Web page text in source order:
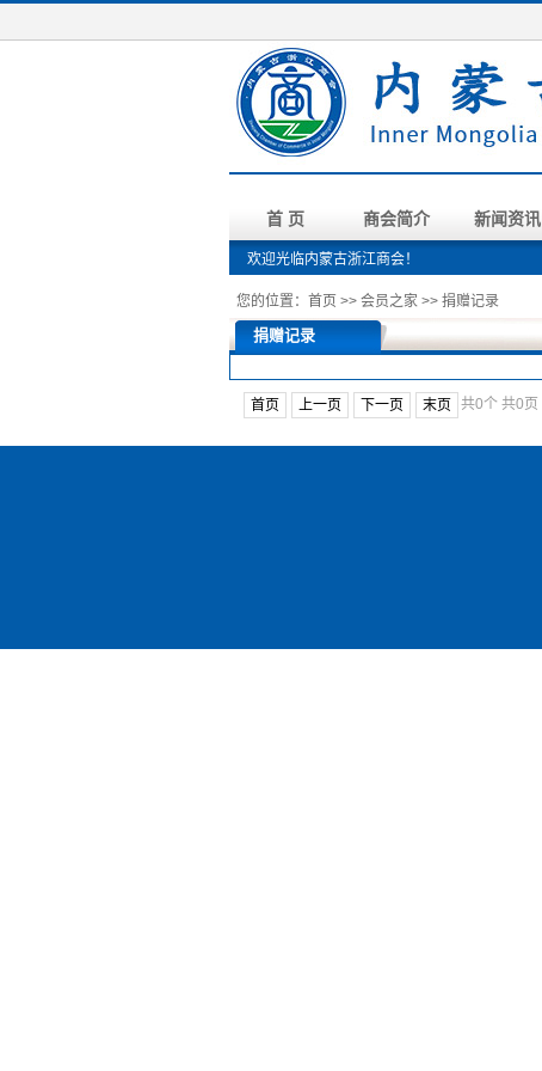
首 页 商会简介 新闻资讯
欢迎光临内蒙古浙江商会！
您的位置： 首页 >> 会员之家 >> 捐赠记录
捐赠记录
共0个
首页 上一页 下一页 末页 共0页